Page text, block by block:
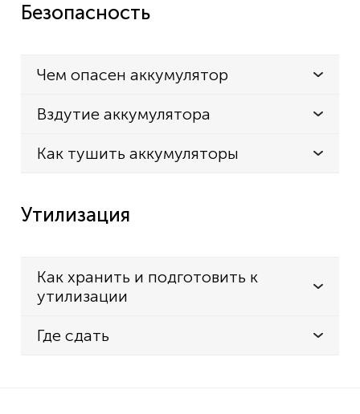
Безопасность
Чем опасен аккумулятор
Вздутие аккумулятора
Как тушить аккумуляторы
Утилизация
Как хранить и подготовить к
утилизации
Где сдать